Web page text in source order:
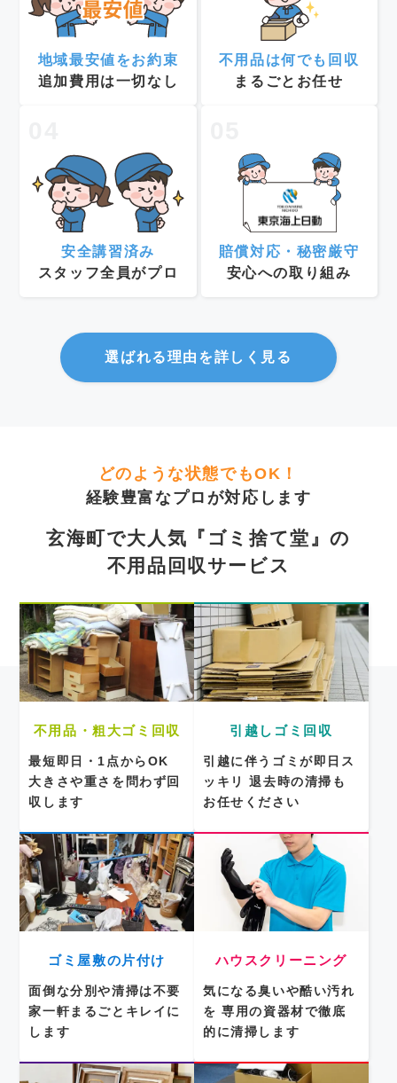
地域最安値をお約束
追加費用は一切なし
不用品は何でも回収
まるごとお任せ
安全講習済み
スタッフ全員がプロ
賠償対応・秘密厳守
安心への取り組み
選ばれる理由を詳しく見る
どのような状態でもOK！
経験豊富なプロが対応します
玄海町で大人気『ゴミ捨て堂』の
不用品回収サービス
不用品・粗大ゴミ回収
最短即日・1点からOK
大きさや重さを問わず回
収します
引越しゴミ回収
引越に伴うゴミが即日ス
ッキリ
退去時の清掃も
お任せください
ゴミ屋敷の片付け
面倒な分別や清掃は不要
家一軒まるごとキレイに
します
ハウスクリーニング
気になる臭いや酷い汚れ
を 専用の資器材で徹底
的に清掃します